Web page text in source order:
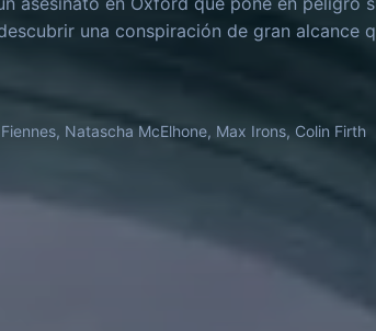
una conspiración de gran alcance
Natascha McElhone, Max Irons, Colin Firth